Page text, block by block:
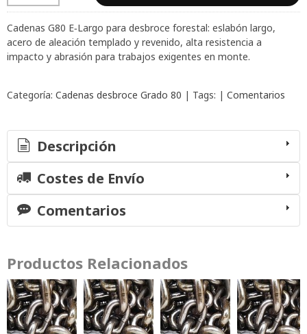
Cadenas G80 E‑Largo para desbroce forestal: eslabón largo,
acero de aleación templado y revenido, alta resistencia a
impacto y abrasión para trabajos exigentes en monte.
Categoría: Cadenas desbroce Grado 80 | Tags: | Comentarios
Descripción
Costes de Envío
Comentarios
Productos Relacionados